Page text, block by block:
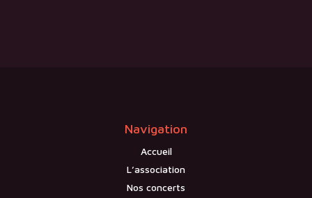
Navigation
Accueil
L’association
Nos concerts